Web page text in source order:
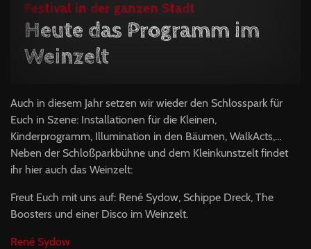
Festival in der ganzen Stadt
Heute das Programm im
Weinzelt
Auch in diesem Jahr setzen wir wieder den Schlosspark für
Euch in Szene: Installationen für die Kleinen,
Kinderprogramm, Illumination in den Bäumen, WalkActs,…
Neben der Schloßparkbühne und dem Kleinkunstzelt findet
ihr hier auch das Weinzelt:
Freut Euch mit uns auf: René Sydow, Schippe Dreck, The
Boosters und einer Disco im Weinzelt.
René Sydow